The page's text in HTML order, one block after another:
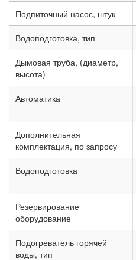
Подпиточный насос, штук
Водоподготовка, тип
Дымовая труба, (диаметр,
высота)
Автоматика
Дополнительная
комплектация, по запросу
Водоподготовка
Резервирование
оборудование
Подогреватель горячей
воды, тип